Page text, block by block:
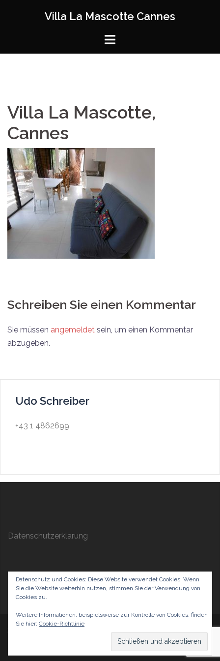
Villa La Mascotte Cannes
Villa La Mascotte,
Cannes
Schreiben Sie einen Kommentar
Sie müssen angemeldet sein, um einen Kommentar
abzugeben.
Udo Schreiber
+43 1 4862699
Datenschutzerklärung
Stolz präsentiert von WordPress |Theme:Sydneyby
Datenschutz und Cookies: Diese Website verwendet Cookies. Wenn
Sie die Website weiterhin nutzen, stimmen Sie der Verwendung von
Cookies zu.
Weitere Informationen, beispielsweise zur Kontrolle von Cookies, finden
Sie hier: Cookie-Richtlinie